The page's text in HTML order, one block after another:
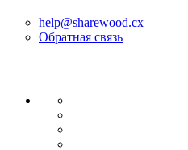
help@sharewood.cx
Обратная связь